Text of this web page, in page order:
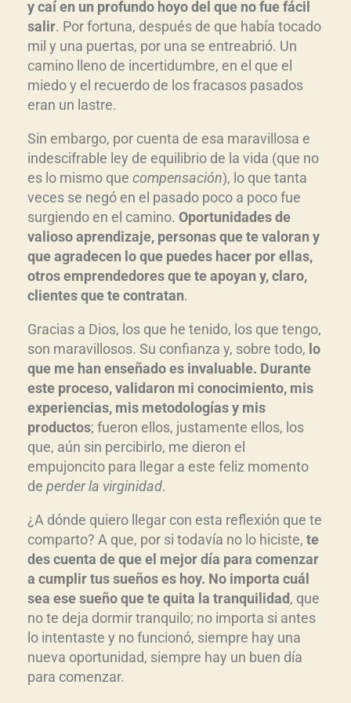
y caí en un profundo hoyo del que no fue fácil
salir. Por fortuna, después de que había tocado
mil y una puertas, por una se entreabrió. Un
camino lleno de incertidumbre, en el que el
miedo y el recuerdo de los fracasos pasados
eran un lastre.
Sin embargo, por cuenta de esa maravillosa e
indescifrable ley de equilibrio de la vida (que no
es lo mismo que compensación), lo que tanta
veces se negó en el pasado poco a poco fue
surgiendo en el camino. Oportunidades de
valioso aprendizaje, personas que te valoran y
que agradecen lo que puedes hacer por ellas,
otros emprendedores que te apoyan y, claro,
clientes que te contratan.
Gracias a Dios, los que he tenido, los que tengo,
son maravillosos. Su confianza y, sobre todo, lo
que me han enseñado es invaluable. Durante
este proceso, validaron mi conocimiento, mis
experiencias, mis metodologías y mis
productos; fueron ellos, justamente ellos, los
que, aún sin percibirlo, me dieron el
empujoncito para llegar a este feliz momento
de perder la virginidad.
¿A dónde quiero llegar con esta reflexión que te
comparto? A que, por si todavía no lo hiciste, te
des cuenta de que el mejor día para comenzar
a cumplir tus sueños es hoy. No importa cuál
sea ese sueño que te quita la tranquilidad, que
no te deja dormir tranquilo; no importa si antes
lo intentaste y no funcionó, siempre hay una
nueva oportunidad, siempre hay un buen día
para comenzar.